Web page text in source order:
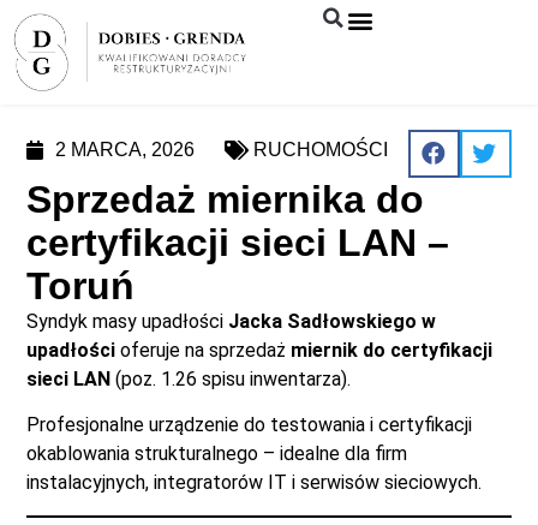
2 MARCA, 2026 RUCHOMOŚCI
Sprzedaż miernika do
certyfikacji sieci LAN –
Toruń
Syndyk masy upadłości Jacka Sadłowskiego w
upadłości oferuje na sprzedaż miernik do certyfikacji
sieci LAN (poz. 1.26 spisu inwentarza).
Profesjonalne urządzenie do testowania i certyfikacji
okablowania strukturalnego – idealne dla firm
instalacyjnych, integratorów IT i serwisów sieciowych.